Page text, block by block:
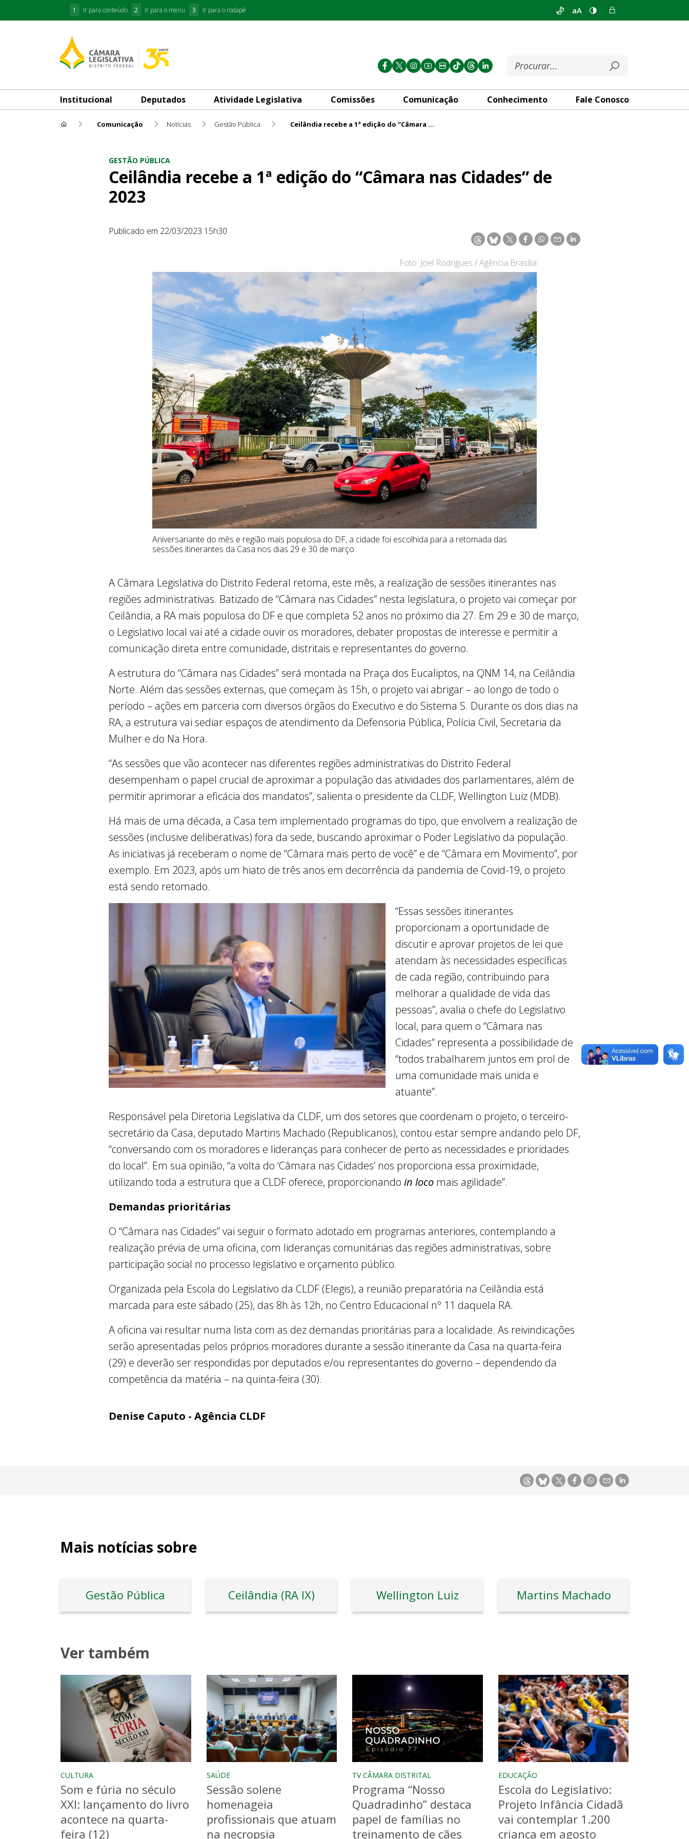
1 Ir para conteúdo 2 Ir para o menu 3 Ir para o rodapé aA
Institucional Deputados Atividade Legislativa Comissões Comunicação Conhecimento Fale Conosco
Comunicação Notícias Gestão Pública Ceilândia recebe a 1ª edição do “Câmara nas Cidades” de 2023
GESTÃO PÚBLICA
Ceilândia recebe a 1ª edição do “Câmara nas Cidades” de
2023
Publicado em 22/03/2023 15h30
Foto: Joel Rodrigues / Agência Brasília
Aniversariante do mês e região mais populosa do DF, a cidade foi escolhida para a retomada das
sessões itinerantes da Casa nos dias 29 e 30 de março
A Câmara Legislativa do Distrito Federal retoma, este mês, a realização de sessões itinerantes nas
regiões administrativas. Batizado de “Câmara nas Cidades” nesta legislatura, o projeto vai começar por
Ceilândia, a RA mais populosa do DF e que completa 52 anos no próximo dia 27. Em 29 e 30 de março,
o Legislativo local vai até a cidade ouvir os moradores, debater propostas de interesse e permitir a
comunicação direta entre comunidade, distritais e representantes do governo.
A estrutura do “Câmara nas Cidades” será montada na Praça dos Eucaliptos, na QNM 14, na Ceilândia
Norte. Além das sessões externas, que começam às 15h, o projeto vai abrigar – ao longo de todo o
período – ações em parceria com diversos órgãos do Executivo e do Sistema S. Durante os dois dias na
RA, a estrutura vai sediar espaços de atendimento da Defensoria Pública, Polícia Civil, Secretaria da
Mulher e do Na Hora.
“As sessões que vão acontecer nas diferentes regiões administrativas do Distrito Federal
desempenham o papel crucial de aproximar a população das atividades dos parlamentares, além de
permitir aprimorar a eficácia dos mandatos”, salienta o presidente da CLDF, Wellington Luiz (MDB).
Há mais de uma década, a Casa tem implementado programas do tipo, que envolvem a realização de
sessões (inclusive deliberativas) fora da sede, buscando aproximar o Poder Legislativo da população.
As iniciativas já receberam o nome de “Câmara mais perto de você” e de “Câmara em Movimento”, por
exemplo. Em 2023, após um hiato de três anos em decorrência da pandemia de Covid-19, o projeto
está sendo retomado.
“Essas sessões itinerantes
proporcionam a oportunidade de
discutir e aprovar projetos de lei que
atendam às necessidades específicas
de cada região, contribuindo para
melhorar a qualidade de vida das
pessoas”, avalia o chefe do Legislativo
local, para quem o “Câmara nas
Cidades” representa a possibilidade de
“todos trabalharem juntos em prol de
uma comunidade mais unida e
atuante”.
Responsável pela Diretoria Legislativa da CLDF, um dos setores que coordenam o projeto, o terceiro-
secretário da Casa, deputado Martins Machado (Republicanos), contou estar sempre andando pelo DF,
“conversando com os moradores e lideranças para conhecer de perto as necessidades e prioridades
do local”. Em sua opinião, “a volta do ‘Câmara nas Cidades’ nos proporciona essa proximidade,
utilizando toda a estrutura que a CLDF oferece, proporcionando in loco mais agilidade”.
Demandas prioritárias
O “Câmara nas Cidades” vai seguir o formato adotado em programas anteriores, contemplando a
realização prévia de uma oficina, com lideranças comunitárias das regiões administrativas, sobre
participação social no processo legislativo e orçamento público.
Organizada pela Escola do Legislativo da CLDF (Elegis), a reunião preparatória na Ceilândia está
marcada para este sábado (25), das 8h às 12h, no Centro Educacional nº 11 daquela RA.
A oficina vai resultar numa lista com as dez demandas prioritárias para a localidade. As reivindicações
serão apresentadas pelos próprios moradores durante a sessão itinerante da Casa na quarta-feira
(29) e deverão ser respondidas por deputados e/ou representantes do governo – dependendo da
competência da matéria – na quinta-feira (30).
Denise Caputo - Agência CLDF
Mais notícias sobre
Gestão Pública Ceilândia (RA IX) Wellington Luiz Martins Machado
Ver também
CULTURA
Som e fúria no século
XXI: lançamento do livro
acontece na quarta-
feira (12)
SAÚDE
Sessão solene
homenageia
profissionais que atuam
na necropsia
TV CÂMARA DISTRITAL
Programa “Nosso
Quadradinho” destaca
papel de famílias no
treinamento de cães
EDUCAÇÃO
Escola do Legislativo:
Projeto Infância Cidadã
vai contemplar 1.200
criança em agosto